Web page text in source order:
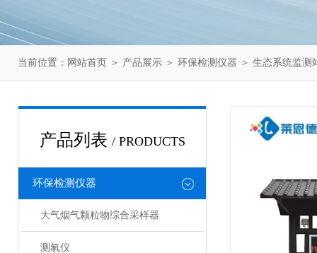
当前位置： 网站首页 ＞ 产品展示 ＞ 环保检测仪器 ＞ 生态系统监测
产品列表 / PRODUCTS
环保检测仪器
大气烟气颗粒物综合采样器
测氡仪